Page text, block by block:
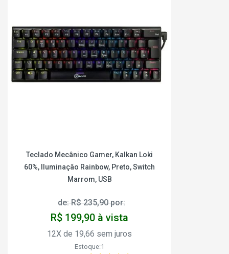
Teclado Mecânico Gamer, Kalkan Loki
60%, Iluminação Rainbow, Preto, Switch
Marrom, USB
de: R$ 235,90 por:
R$ 199,90 à vista
12X de 19,66 sem juros
Estoque:1